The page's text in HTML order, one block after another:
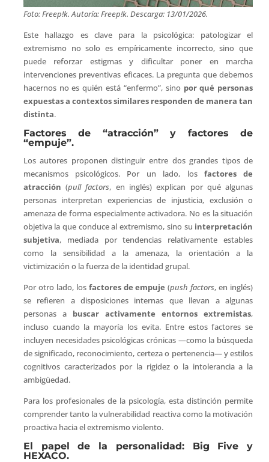
Foto: Freep!k. Autoría: Freep!k. Descarga: 13/01/2026.
Este hallazgo es clave para la psicológica: patologizar el
extremismo no solo es empíricamente incorrecto, sino que
puede reforzar estigmas y dificultar poner en marcha
intervenciones preventivas eficaces. La pregunta que debemos
hacernos no es quién está “enfermo”, sino por qué personas
expuestas a contextos similares responden de manera tan
distinta.
Factores de “atracción” y factores de
“empuje”.
Los autores proponen distinguir entre dos grandes tipos de
mecanismos psicológicos. Por un lado, los factores de
atracción(pull factors, en inglés) explican por qué algunas
personas interpretan experiencias de injusticia, exclusión o
amenaza de forma especialmente activadora. No es la situación
objetiva la que conduce al extremismo, sino su interpretación
subjetiva, mediada por tendencias relativamente estables
como la sensibilidad a la amenaza, la orientación a la
victimización o la fuerza de la identidad grupal.
Por otro lado, los factores de empuje(push factors, en inglés)
se refieren a disposiciones internas que llevan a algunas
personas a buscar activamente entornos extremistas,
incluso cuando la mayoría los evita. Entre estos factores se
incluyen necesidades psicológicas crónicas —como la búsqueda
de significado, reconocimiento, certeza o pertenencia— y estilos
cognitivos caracterizados por la rigidez o la intolerancia a la
ambigüedad.
Para los profesionales de la psicología, esta distinción permite
comprender tanto la vulnerabilidad reactiva como la motivación
proactiva hacia el extremismo violento.
El papel de la personalidad: Big Five y
HEXACO.